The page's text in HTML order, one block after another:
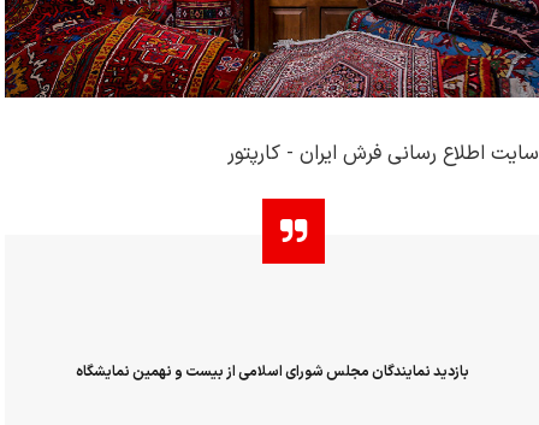
سایت اطلاع رسانی فرش ایران - کارپتور
بازدید نمایندگان مجلس شورای اسلامی از بیست و نهمین نمایشگاه